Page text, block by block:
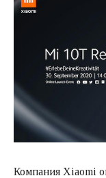
Компания Xiaomi